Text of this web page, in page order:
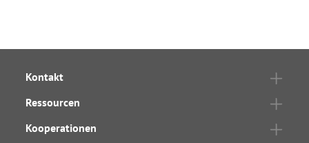
Kontakt
Ressourcen
Kooperationen